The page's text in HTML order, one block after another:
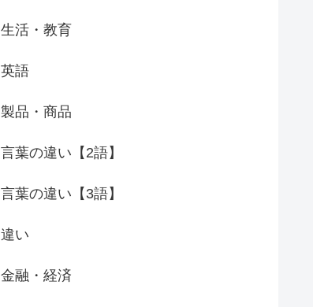
生活・教育
英語
製品・商品
言葉の違い【2語】
言葉の違い【3語】
違い
金融・経済